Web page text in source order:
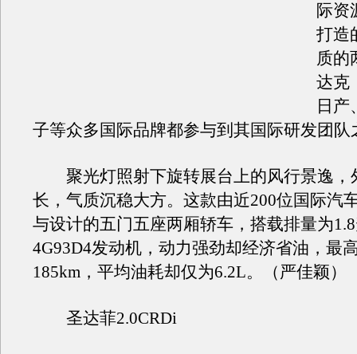
际资
打造
质的
达克
日产
子等众多国际品牌都参与到其国际研发团队
聚光灯照射下旋转展台上的风行景逸，
长，气质沉稳大方。这款由近200位国际汽
与设计的五门五座两厢轿车，搭载排量为
4G93D4发动机，动力强劲却经济省油，最
185km，平均油耗却仅为6.2L。（严佳颖）
圣达菲2.0CRDi